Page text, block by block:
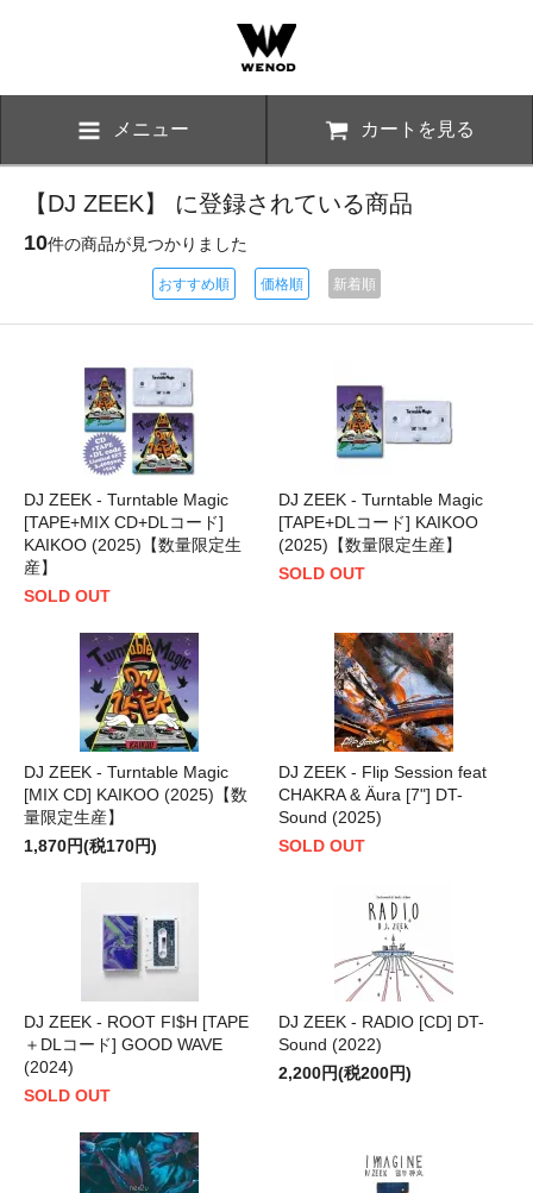
メニュー カートを見る
【DJ ZEEK】 に登録されている商品
10件の商品が見つかりました
おすすめ順 価格順 新着順
DJ ZEEK - Turntable Magic
[TAPE+MIX CD+DLコード]
KAIKOO (2025)【数量限定生
産】
SOLD OUT
DJ ZEEK - Turntable Magic
[TAPE+DLコード] KAIKOO
(2025)【数量限定生産】
SOLD OUT
DJ ZEEK - Turntable Magic
[MIX CD] KAIKOO (2025)【数
量限定生産】
1,870円(税170円)
DJ ZEEK - Flip Session feat
CHAKRA & Äura [7"] DT-
Sound (2025)
SOLD OUT
DJ ZEEK - ROOT FI$H [TAPE
＋DLコード] GOOD WAVE
(2024)
SOLD OUT
DJ ZEEK - RADIO [CD] DT-
Sound (2022)
2,200円(税200円)